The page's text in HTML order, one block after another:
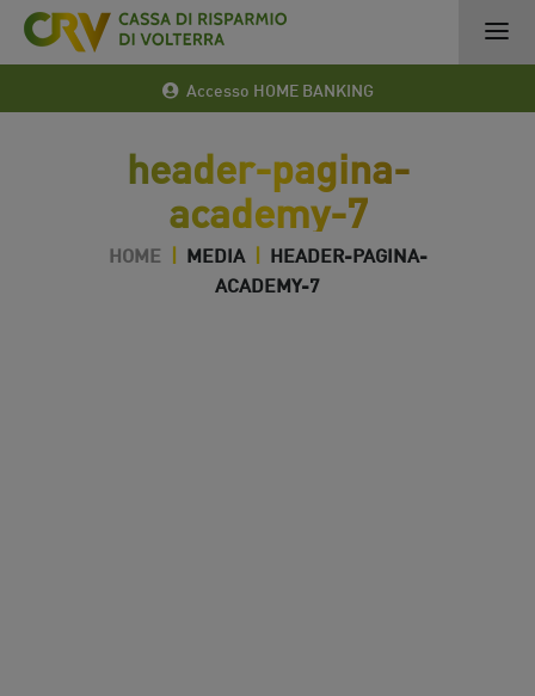
Accesso HOME BANKING
header-pagina-
academy-7
HOME | MEDIA | HEADER-PAGINA-
ACADEMY-7